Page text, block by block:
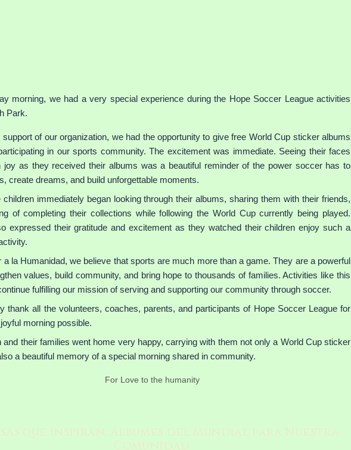
morning, we had a very special experience during the Hope Soccer League activities
Park.
support of our organization, we had the opportunity to give free World Cup sticker albums
in our sports community. The excitement was immediate. Seeing their faces
joy as they received their albums was a beautiful reminder of the power soccer has to
create dreams, and build unforgettable moments.
children immediately began looking through their albums, sharing them with their friends,
of completing their collections while following the World Cup currently being played.
expressed their gratitude and excitement as they watched their children enjoy such a
a la Humanidad, we believe that sports are much more than a game. They are a powerful
values, build community, and bring hope to thousands of families. Activities like this
fulfilling our mission of serving and supporting our community through soccer.
thank all the volunteers, coaches, parents, and participants of Hope Soccer League for
morning possible.
and their families went home very happy, carrying with them not only a World Cup sticker
a beautiful memory of a special morning shared in community.
For Love to the humanity
que Inspiran: Álbumes del Mundial para Nuestra
Comunidad